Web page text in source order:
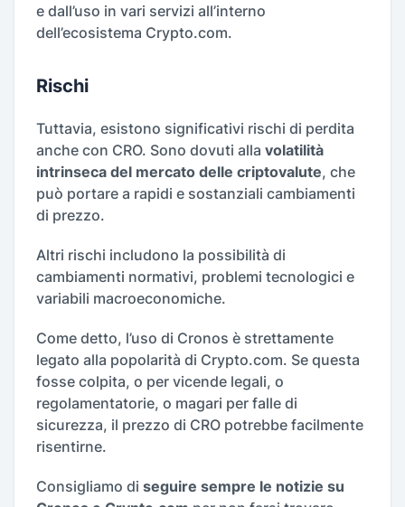
e dall’uso in vari servizi all’interno
dell’ecosistema Crypto.com.
Rischi
Tuttavia, esistono significativi rischi di perdita
anche con CRO. Sono dovuti alla volatilità
intrinseca del mercato delle criptovalute, che
può portare a rapidi e sostanziali cambiamenti
di prezzo.
Altri rischi includono la possibilità di
cambiamenti normativi, problemi tecnologici e
variabili macroeconomiche.
Come detto, l’uso di Cronos è strettamente
legato alla popolarità di Crypto.com. Se questa
fosse colpita, o per vicende legali, o
regolamentatorie, o magari per falle di
sicurezza, il prezzo di CRO potrebbe facilmente
risentirne.
Consigliamo di seguire sempre le notizie su